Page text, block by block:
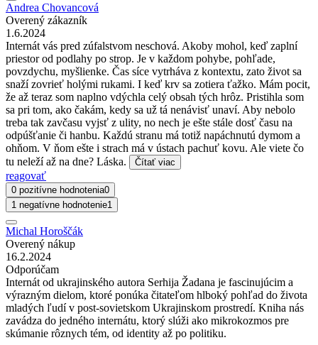
Andrea Chovancová
Overený zákazník
1.6.2024
Internát vás pred zúfalstvom neschová. Akoby mohol, keď zaplní
priestor od podlahy po strop. Je v každom pohybe, pohľade,
povzdychu, myšlienke. Čas síce vytrháva z kontextu, zato život sa
snaží zovrieť holými rukami. I keď krv sa zotiera ťažko. Mám pocit,
že až teraz som naplno vdýchla celý obsah tých hrôz. Pristihla som
sa pri tom, ako čakám, kedy sa už tá nenávisť unaví. Aby nebolo
treba tak zavčasu vyjsť z ulity, no nech je ešte stále dosť času na
odpúšťanie či hanbu. Každú stranu má totiž napáchnutú dymom a
ohňom. V ňom ešte i strach má v ústach pachuť kovu. Ale viete čo
tu neleží až na dne? Láska.
Čítať viac
reagovať
0 pozitívne hodnotenia0
1 negatívne hodnotenie1
Michal Horoščák
Overený nákup
16.2.2024
Odporúčam
Internát od ukrajinského autora Serhija Žadana je fascinujúcim a
výrazným dielom, ktoré ponúka čitateľom hlboký pohľad do života
mladých ľudí v post-sovietskom Ukrajinskom prostredí. Kniha nás
zavádza do jedného internátu, ktorý slúži ako mikrokozmos pre
skúmanie rôznych tém, od identity až po politiku.